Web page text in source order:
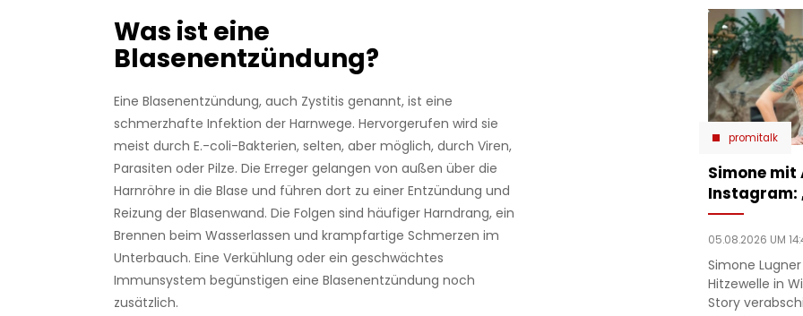
Was ist eine
Blasenentzündung?
Eine Blasenentzündung, auch Zystitis genannt, ist eine
schmerzhafte Infektion der Harnwege. Hervorgerufen wird sie
meist durch E.-coli-Bakterien, selten, aber möglich, durch Viren,
Parasiten oder Pilze. Die Erreger gelangen von außen über die
Harnröhre in die Blase und führen dort zu einer Entzündung und
Reizung der Blasenwand. Die Folgen sind häufiger Harndrang, ein
Brennen beim Wasserlassen und krampfartige Schmerzen im
Unterbauch. Eine Verkühlung oder ein geschwächtes
Immunsystem begünstigen eine Blasenentzündung noch
zusätzlich.
promitalk
Simone mit
Instagram:
05.08.2026 UM
Simone
Hitzewelle in
Story